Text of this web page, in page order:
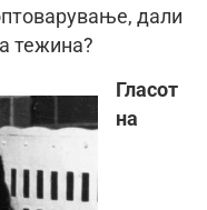
дали
тежина?
Гласот
на